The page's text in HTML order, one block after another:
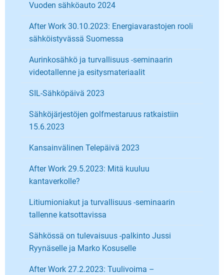
Vuoden sähköauto 2024
After Work 30.10.2023: Energiavarastojen rooli
sähköistyvässä Suomessa
Aurinkosähkö ja turvallisuus -seminaarin
videotallenne ja esitysmateriaalit
SIL-Sähköpäivä 2023
Sähköjärjestöjen golfmestaruus ratkaistiin
15.6.2023
Kansainvälinen Telepäivä 2023
After Work 29.5.2023: Mitä kuuluu
kantaverkolle?
Litiumioniakut ja turvallisuus -seminaarin
tallenne katsottavissa
Sähkössä on tulevaisuus -palkinto Jussi
Ryynäselle ja Marko Kosuselle
After Work 27.2.2023: Tuulivoima –